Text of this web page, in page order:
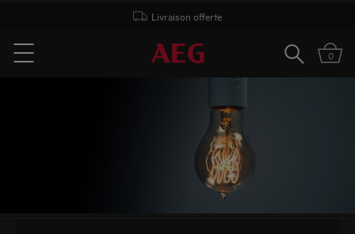
Livraison offerte
Menu
Rechercher
0